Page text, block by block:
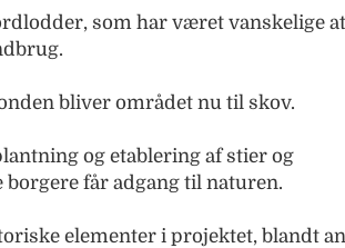
som har været vanskelige
bliver området nu til skov.
og etablering af stier og
får adgang til naturen.
elementer i projektet, blandt